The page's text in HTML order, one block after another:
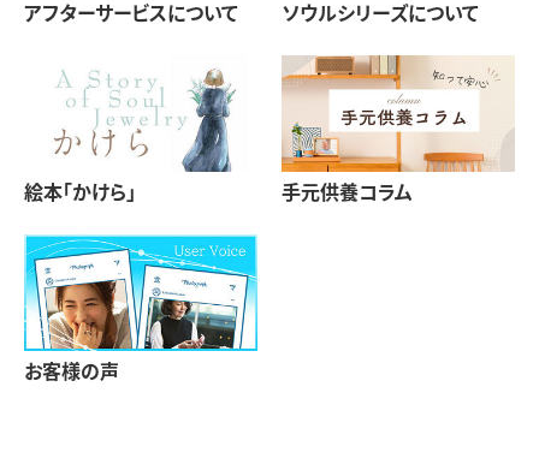
アフターサービスについて ソウルシリーズについて
絵本「かけら」 手元供養コラム
お客様の声